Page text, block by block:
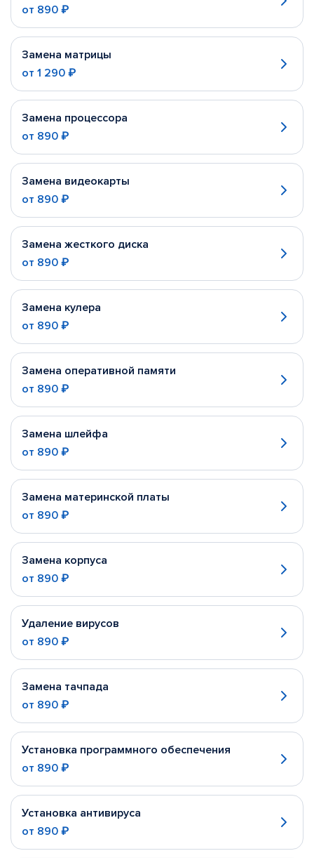
от 890 ₽
Замена матрицы
от 1 290 ₽
Замена процессора
от 890 ₽
Замена видеокарты
от 890 ₽
Замена жесткого диска
от 890 ₽
Замена кулера
от 890 ₽
Замена оперативной памяти
от 890 ₽
Замена шлейфа
от 890 ₽
Замена материнской платы
от 890 ₽
Замена корпуса
от 890 ₽
Удаление вирусов
от 890 ₽
Замена тачпада
от 890 ₽
Установка программного обеспечения
от 890 ₽
Установка антивируса
от 890 ₽